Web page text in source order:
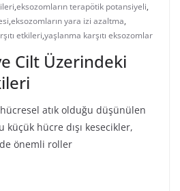
,eksozomların terapötik potansiyeli,
,eksozomların yara izi azaltma,
etkileri,yaşlanma karşıtı eksozomlar
Cilt Üzerindeki
atık olduğu düşünülen
küçük hücre dışı kesecikler,
önemli roller